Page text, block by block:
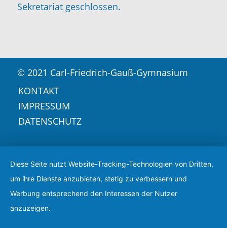
Sekretariat geschlossen.
© 2021 Carl-Friedrich-Gauß-Gymnasium
KONTAKT
IMPRESSUM
DATENSCHUTZ
Diese Seite nutzt Website-Tracking-Technologien von Dritten,
um ihre Dienste anzubieten, stetig zu verbessern und
Werbung entsprechend den Interessen der Nutzer
anzuzeigen.